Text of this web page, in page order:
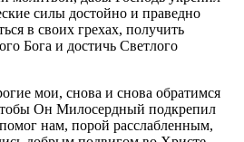
силы достойно и праведно
в своих грехах, получить
Бога и достичь Светлого
мои, снова и снова обратимся
Он Милосердный подкрепил
нам, порой расслабленным,